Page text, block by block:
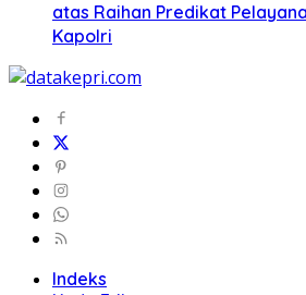
atas Raihan Predikat
Kapolri
Indeks